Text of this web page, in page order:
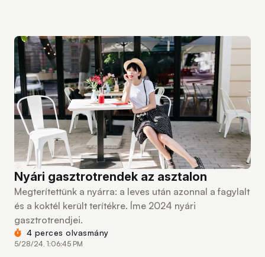
Nyári gasztrotrendek az asztalon
Megterítettünk a nyárra: a leves után azonnal a fagylalt
és a koktél került terítékre. Íme 2024 nyári
gasztrotrendjei.
4 perces olvasmány
5/28/24, 1:06:45 PM